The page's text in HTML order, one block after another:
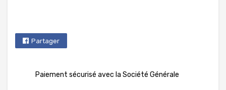
Partager
Paiement sécurisé avec la Société Générale